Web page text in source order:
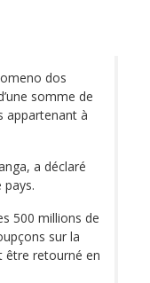
dos
somme de
appartenant à
a déclaré
500 millions de
sur la
être retourné en